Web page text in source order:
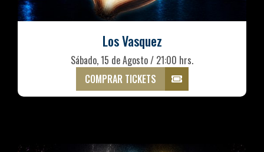
Los Vasquez
Sábado, 15 de Agosto / 21:00 hrs.
COMPRAR TICKETS